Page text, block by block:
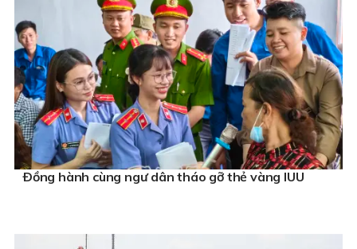
Ðồng hành cùng ngư dân tháo gỡ thẻ vàng IUU